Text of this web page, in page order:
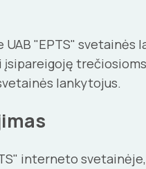
"EPTS"
lankytojus.
interneto